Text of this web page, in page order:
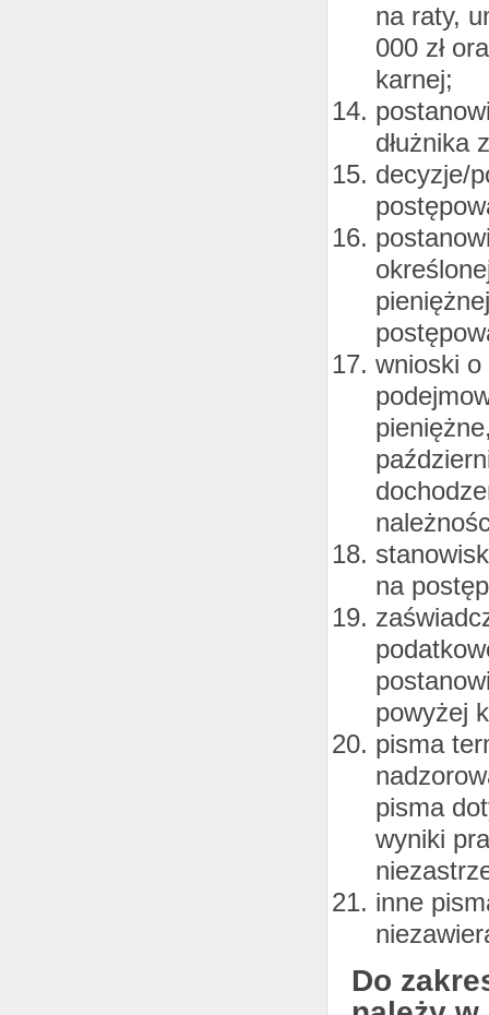
na raty,
000 zł
karnej;
dłużnika
decyzje/
wnioski o
na
powyżej
pisma
pisma
wyniki
inne
Do